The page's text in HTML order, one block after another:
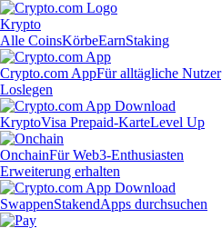
Krypto
Alle CoinsKörbeEarnStaking
Crypto.com AppFür alltägliche Nutzer
Loslegen
KryptoVisa Prepaid-KarteLevel Up
OnchainFür Web3-Enthusiasten
Erweiterung erhalten
SwappenStakendApps durchsuchen